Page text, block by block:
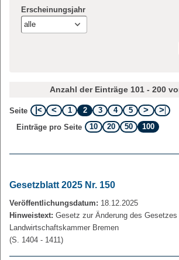
Erscheinungsjahr
alle
Anzahl der Einträge 101 - 200
Seite 1 2 3 4
5
Einträge pro Seite
10 20 50 100
Gesetzblatt 2025 Nr. 150
Veröffentlichungsdatum: 18.12.2025
Hinweistext: Gesetz zur Änderung des Gesetzes
Landwirtschaftskammer Bremen
(S. 1404 - 1411)